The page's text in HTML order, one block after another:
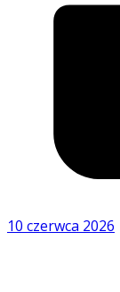
10 czerwca 2026